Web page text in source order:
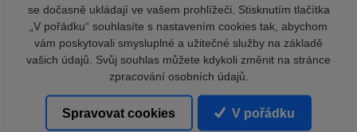
se dočasně ukládají ve vašem prohlížeči. Stisknutím tlačítka
„V pořádku“ souhlasíte s nastavením cookies tak, abychom
vám poskytovali smysluplné a užitečné služby na základě
vašich údajů. Svůj souhlas můžete kdykoli změnit na stránce
zpracování osobních údajů.
Spravovat cookies V pořádku